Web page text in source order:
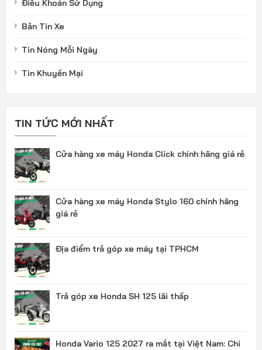
Điều Khoản Sử Dụng
Bản Tin Xe
Tin Nóng Mỗi Ngày
Tin Khuyến Mại
TIN TỨC MỚI NHẤT
Cửa hàng xe máy Honda Click chính hãng giá rẻ
Cửa hàng xe máy Honda Stylo 160 chính hãng
giá rẻ
Địa điểm trả góp xe máy tại TPHCM
Trả góp xe Honda SH 125 lãi thấp
Honda Vario 125 2027 ra mắt tại Việt Nam: Chi